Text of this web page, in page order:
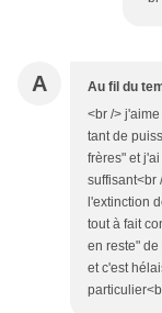
A Au fil du
<br />
tant de
frères" et
suffisant<br
l'extinction
tout à fait
en reste"
et c'est